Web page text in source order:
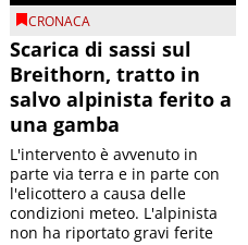
CRONACA
Scarica di sassi sul
Breithorn, tratto in
salvo alpinista ferito a
una gamba
L'intervento è avvenuto in
parte via terra e in parte con
l'elicottero a causa delle
condizioni meteo. L'alpinista
non ha riportato gravi ferite